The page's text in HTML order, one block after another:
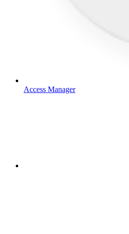
Access Manager